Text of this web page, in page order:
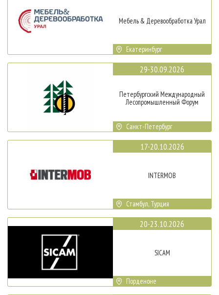
Мебель & Деревообработка Урал
Екатеринбург
29-30.09.2026
Петербургский Международный
Лесопромышленный Форум
Санкт-Петербург
17-20.10.2026
INTERMOB
Стамбул, Турция
20-23.10.2026
SICAM
Порденоне